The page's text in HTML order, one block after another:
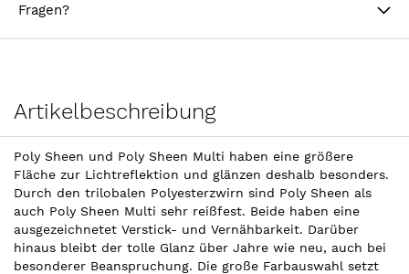
Fragen?
Artikelbeschreibung
Poly Sheen und Poly Sheen Multi haben eine größere
Fläche zur Lichtreflektion und glänzen deshalb besonders.
Durch den trilobalen Polyesterzwirn sind Poly Sheen als
auch Poly Sheen Multi sehr reißfest. Beide haben eine
ausgezeichnetet Verstick- und Vernähbarkeit. Darüber
hinaus bleibt der tolle Glanz über Jahre wie neu, auch bei
besonderer Beanspruchung. Die große Farbauswahl setzt